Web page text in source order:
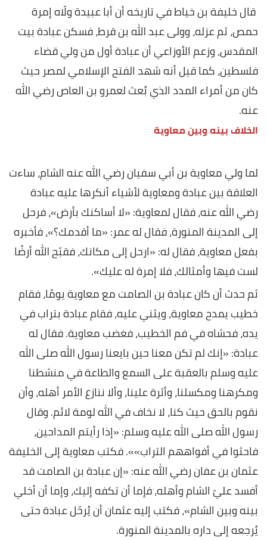
قال خليفة بن خياط في تاريخه أن أبا عبيدة ولّاه إمرة
حمص، ثم عزله، وولى عبد الله بن قرط، فسكن عبادة بيت
المقدس، وزعم الأوزاعي أن عبادة أول من ولي قضاء
فلسطين، كما قيل أنه شهد الفتح الإسلامي لمصر حيث
كان من أمراء المدد الذي بُعث لعمرو بن العاص رضي الله
عنه.
الخلاف بينه وبين معاوية
لما ولي معاوية بن أبي سفيان رضي الله عنه الشام، ساءت
العلاقة بين عبادة ومعاوية لأشياء أنكرها عليه عبادة
رضي الله عنه، فقال لمعاوية: «لا أساكنك بأرض»، فرحل
إلى المدينة المنورة، فقال له عمر: «ما أقدمك؟»، فأخبره
بفعل معاوية، فقال له: «ارحل إلى مكانك، فقبّح الله أرضًا
لست فيها وأمثالك، فلا إمرة له عليك».
ثم حدث أن كان عبادة بن الصامت مع معاوية يومًا، فقام
خطيب يمدح معاوية، ويثني عليه، فقام عبادة بتراب في
يده، فحشاه في فم الخطيب، فغضب معاوية. فقال له
عبادة: «إنك لم تكن معنا حين بايعنا رسول الله صلى الله
عليه وسلم بالعقبة على السمع والطاعة في منشطنا
ومكرهنا ومكسلنا، وأثرة علينا، وألا ننازع الأمر أهله، وأن
نقوم بالحق حيث كنا، لا نخاف في الله لومة لائم. وقال
رسول الله صلى الله عليه وسلم: «إذا رأيتم المداحين،
فاحثوا في أفواههم التراب»». فكتب معاوية إلى الخليفة
عثمان بن عفان رضي الله عنه: «إن عبادة بن الصامت قد
أفسد عليّ الشام وأهله، فإما أن تكفه إليك، وإما أن أخلي
بينه وبين الشام»، فكتب إليه عثمان أن يُرحّل عبادة حتى
يُرجعه إلى داره بالمدينة المنورة.